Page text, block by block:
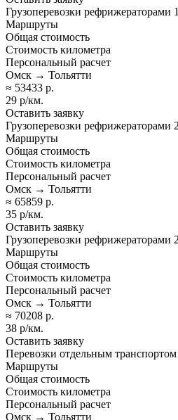
Грузоперевозки рефрижераторами
Маршруты
Общая стоимость
Стоимость километра
Персональный расчет
Омск → Тольятти
≈ 53433 р.
29 р/км.
Оставить заявку
Грузоперевозки рефрижераторами
Маршруты
Общая стоимость
Стоимость километра
Персональный расчет
Омск → Тольятти
≈ 65859 р.
35 р/км.
Оставить заявку
Грузоперевозки рефрижераторами
Маршруты
Общая стоимость
Стоимость километра
Персональный расчет
Омск → Тольятти
≈ 70208 р.
38 р/км.
Оставить заявку
Перевозки отдельным
Маршруты
Общая стоимость
Стоимость километра
Персональный расчет
Омск → Тольятти